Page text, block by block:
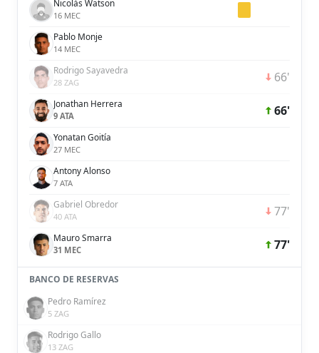
Nicolás Watson
16 MEC
Pablo Monje
14 MEC
Rodrigo Sayavedra
28 ZAG 66'
Jonathan Herrera
9 ATA 66'
Yonatan Goitía
27 MEC
Antony Alonso
7 ATA
Gabriel Obredor
40 ATA 77'
Mauro Smarra
31 MEC 77'
BANCO DE RESERVAS
Pedro Ramírez
5 ZAG
Rodrigo Gallo
13 ZAG